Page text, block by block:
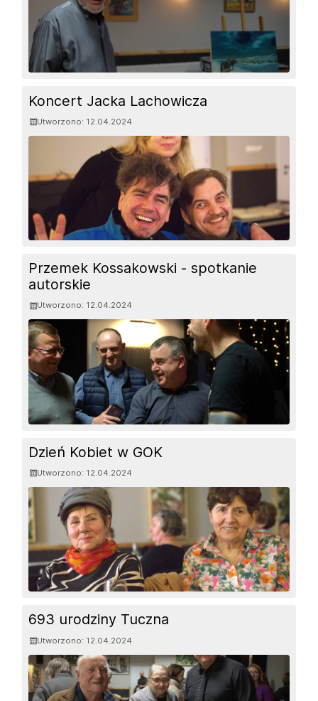
Koncert Jacka Lachowicza
Utworzono: 12.04.2024
Przemek Kossakowski - spotkanie
autorskie
Utworzono: 12.04.2024
Dzień Kobiet w GOK
Utworzono: 12.04.2024
693 urodziny Tuczna
Utworzono: 12.04.2024